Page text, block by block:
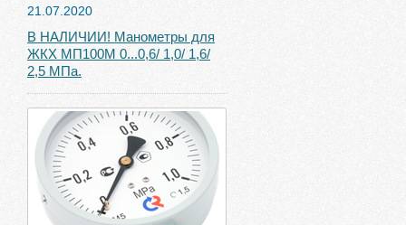
21.07.2020
В НАЛИЧИИ! Манометры для
ЖКХ МП100М 0...0,6/ 1,0/ 1,6/
2,5 МПа.